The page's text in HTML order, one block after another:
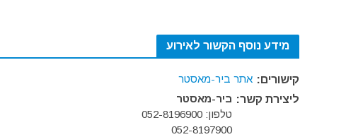
מידע נוסף הקשור לאירוע
קישורים: אתר ביר-מאסטר
ליצירת קשר: ביר-מאסטר
טלפון: 052-8196900
052-8197900